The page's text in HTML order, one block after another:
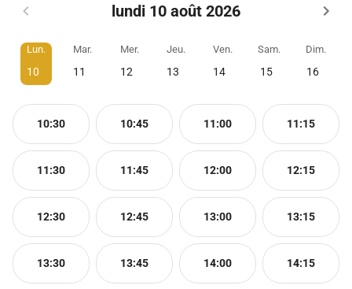
lundi 10 août 2026
Lun.
10
Mar.
11
Mer.
12
Jeu.
13
Ven.
14
Sam.
15
Dim.
16
10:30 10:45 11:00 11:15
11:30 11:45 12:00 12:15
12:30 12:45 13:00 13:15
13:30 13:45 14:00 14:15